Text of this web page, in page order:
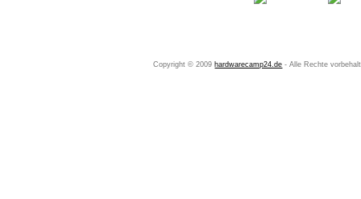
Copyright © 2009 hardwarecamp24.de - Alle Rechte